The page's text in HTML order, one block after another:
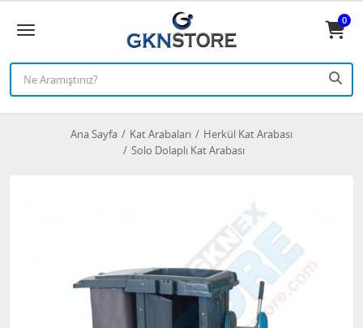
0
Ana Sayfa Kat Arabaları
Herkül Kat Arabası
Solo Dolaplı Kat Arabası